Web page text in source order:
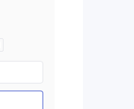
Düzenleyici Ülke/Bölge: Avustralya